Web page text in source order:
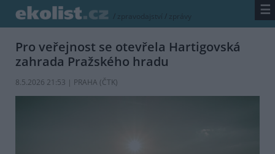
/ zpravodajství / zprávy ☰
Pro veřejnost se otevřela Hartigovská
zahrada Pražského hradu
8.5.2026 21:53 | PRAHA (ČTK)